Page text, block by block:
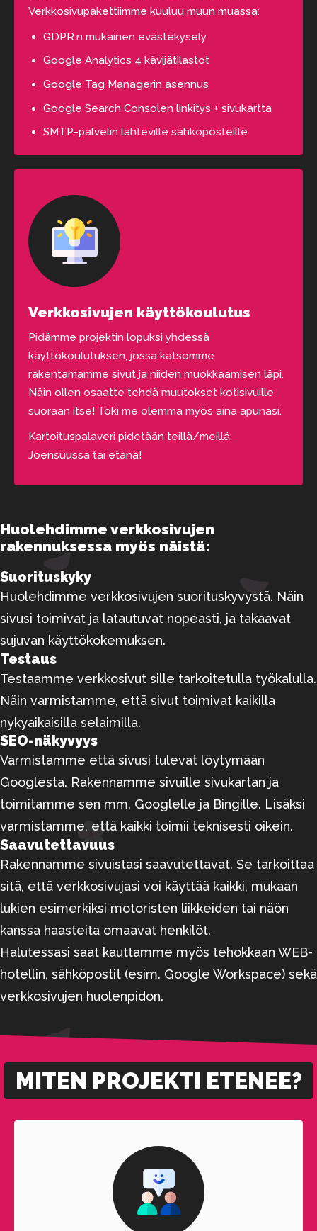
Verkkosivupakettiimme kuuluu muun muassa:
GDPR:n mukainen evästekysely
Google Analytics 4 kävijätilastot
Google Tag Managerin asennus
Google Search Consolen linkitys + sivukartta
SMTP-palvelin lähteville sähköposteille
Verkkosivujen käyttökoulutus
Pidämme projektin lopuksi yhdessä
käyttökoulutuksen, jossa katsomme
rakentamamme sivut ja niiden muokkaamisen läpi.
Näin ollen osaatte tehdä muutokset kotisivuille
suoraan itse! Toki me olemma myös aina apunasi.
Kartoituspalaveri pidetään teillä/meillä
Joensuussa tai etänä!
Huolehdimme verkkosivujen
rakennuksessa myös näistä:
Suorituskyky
Huolehdimme verkkosivujen suorituskyvystä. Näin
sivusi toimivat ja latautuvat nopeasti, ja takaavat
sujuvan käyttökokemuksen.
Testaus
Testaamme verkkosivut sille tarkoitetulla työkalulla.
Näin varmistamme, että sivut toimivat kaikilla
nykyaikaisilla selaimilla.
SEO-näkyvyys
Varmistamme että sivusi tulevat löytymään
Googlesta. Rakennamme sivuille sivukartan ja
toimitamme sen mm. Googlelle ja Bingille. Lisäksi
varmistamme, että kaikki toimii teknisesti oikein.
Saavutettavuus
Rakennamme sivuistasi saavutettavat. Se tarkoittaa
sitä, että verkkosivujasi voi käyttää kaikki, mukaan
lukien esimerkiksi motoristen liikkeiden tai näön
kanssa haasteita omaavat henkilöt.
Halutessasi saat kauttamme myös tehokkaan WEB-
hotellin, sähköpostit (esim. Google Workspace) sekä
verkkosivujen huolenpidon.
MITEN PROJEKTI ETENEE?